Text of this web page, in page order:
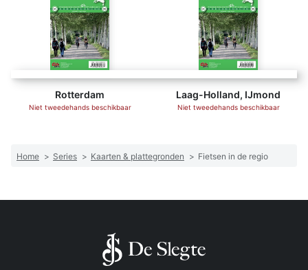
Rotterdam
Niet tweedehands beschikbaar
Laag-Holland, IJmond
Niet tweedehands beschikbaar
Home > Series > Kaarten & plattegronden > Fietsen in de regio